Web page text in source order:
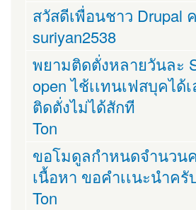
สวัสดีเพื่อนชาว Drupal
suriyan2538
พยามติดตั่งหลายวันละ
open ไช้เเทนเฟสบุคได้
ติดตั่งไม่ได้สักที
Ton
ขอโมดูลกำหนดจำนวนค
เนื้อหา ขอคำเเนะนำครั
Ton